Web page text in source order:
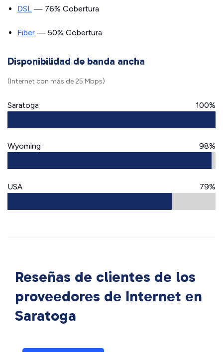
DSL — 76% Cobertura
Fiber — 50% Cobertura
Disponibilidad de banda ancha
(Internet con más de 25 Mbps)
Saratoga 100%
Wyoming 98%
USA 79%
Reseñas de clientes de los
proveedores de Internet en
Saratoga